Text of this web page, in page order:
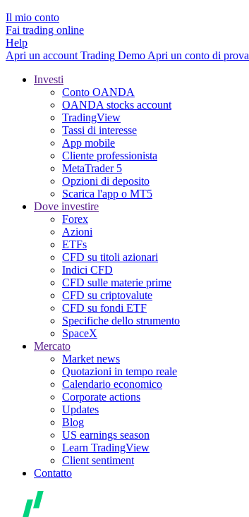
Il mio conto
Fai trading online
Help
Apri un account Trading Demo Apri un conto di prova
Investi
Conto OANDA
OANDA stocks account
TradingView
Tassi di interesse
App mobile
Cliente professionista
MetaTrader 5
Opzioni di deposito
Scarica l'app o MT5
Dove investire
Forex
Azioni
ETFs
CFD su titoli azionari
Indici CFD
CFD sulle materie prime
CFD su criptovalute
CFD su fondi ETF
Specifiche dello strumento
SpaceX
Mercato
Market news
Quotazioni in tempo reale
Calendario economico
Corporate actions
Updates
Blog
US earnings season
Learn TradingView
Client sentiment
Contatto